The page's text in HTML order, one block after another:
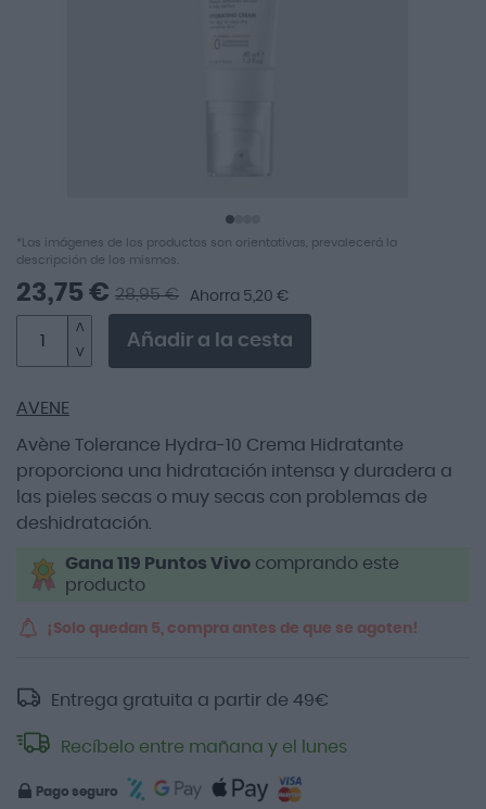
al
de
la
de
*Las imágenes de los productos son orientativas, prevalecerá la
descripción de los mismos.
AVENE
Avène Tolerance Hydra-10 Crema Hidratante
proporciona una hidratación intensa y duradera a
las pieles secas o muy secas con problemas de
deshidratación.
Gana 119 Puntos Vivo comprando este
producto
23,75 € 28,95 € Ahorra 5,20 €
Añadir a la cesta
¡Solo quedan 5, compra antes de que se agoten!
Entrega gratuita a partir de 49€
Recíbelo entre mañana y el lunes
Pago seguro